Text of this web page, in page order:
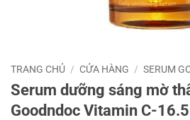
TRANG CHỦ / CỬA HÀNG / SERUM
Serum dưỡng sáng mờ
Goodndoc Vitamin C-